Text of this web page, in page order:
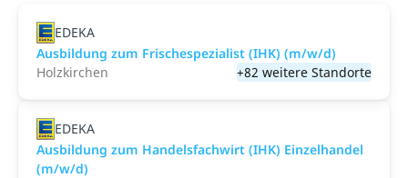
EDEKA
Ausbildung zum Frischespezialist (IHK) (m/w/d)
Holzkirchen
+82 weitere Standorte
EDEKA
Ausbildung zum Handelsfachwirt (IHK) Einzelhandel
(m/w/d)